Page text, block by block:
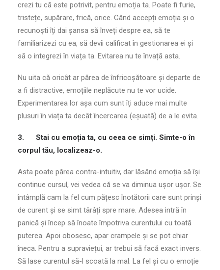
crezi tu că este potrivit, pentru emoția ta. Poate fi furie,
tristețe, supărare, frică, orice. Când accepți emoția și o
recunoști îți dai șansa să înveți despre ea, să te
familiarizezi cu ea, să devii calificat în gestionarea ei și
să o integrezi în viața ta. Evitarea nu te învață asta.
Nu uita că oricât ar părea de înfricoșătoare și departe de
a fi distractive, emoțiile neplăcute nu te vor ucide.
Experimentarea lor așa cum sunt îți aduce mai multe
plusuri în viața ta decât încercarea (eșuată) de a le evita.
3. Stai cu emoția ta, cu ceea ce simți. Simte-o în
corpul tău, localizeaz-o.
Asta poate părea contra-intuitiv, dar lăsând emoția să își
continue cursul, vei vedea că se va diminua ușor ușor. Se
întâmplă cam la fel cum pățesc înotătorii care sunt prinși
de curent și se simt târâți spre mare. Adesea intră în
panică și încep să înoate împotriva curentului cu toată
puterea. Apoi obosesc, apar crampele și se pot chiar
îneca. Pentru a supraviețui, ar trebui să facă exact invers.
Să lase curentul să-l scoată la mal. La fel și cu o emoție